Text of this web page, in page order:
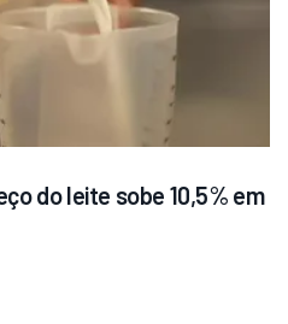
do leite sobe 10,5% em